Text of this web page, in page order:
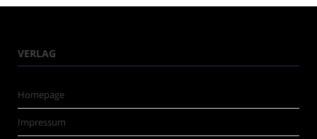
VERLAG
Homepage
Impressum